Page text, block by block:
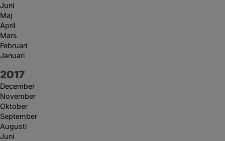
Juni
Maj
April
Mars
Februari
Januari
År:
2017
December
November
Oktober
September
Augusti
Juni